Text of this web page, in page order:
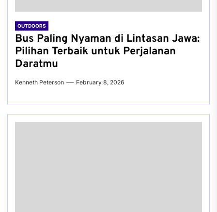
OUTDOORS
Bus Paling Nyaman di Lintasan Jawa:
Pilihan Terbaik untuk Perjalanan
Daratmu
Kenneth Peterson February 8, 2026